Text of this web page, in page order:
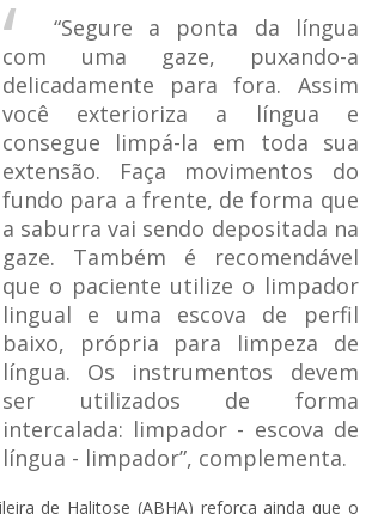
“Segure a ponta da língua
com uma gaze, puxando-a
delicadamente para fora. Assim
você exterioriza a língua e
consegue limpá-la em toda sua
extensão. Faça movimentos do
fundo para a frente, de forma que
a saburra vai sendo depositada na
gaze. Também é recomendável
que o paciente utilize o limpador
lingual e uma escova de perfil
baixo, própria para limpeza de
língua. Os instrumentos devem
ser utilizados de forma
intercalada: limpador - escova de
língua - limpador”, complementa.
de Halitose (ABHA) reforça ainda que o